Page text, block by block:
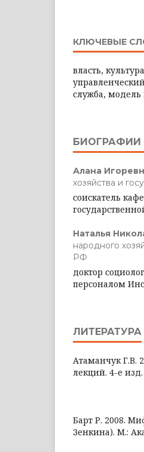
КЛЮЧЕВЫЕ
власть,
служба, модель
БИОГРАФИИ
Алана
хозяйства и
соискатель
Наталья
народного
РФ
доктор
персоналом
ЛИТЕРАТУРА
Атаманчук Г.В.
лекций. 4-е
Барт Р. 2008.
Зенкина). М.: